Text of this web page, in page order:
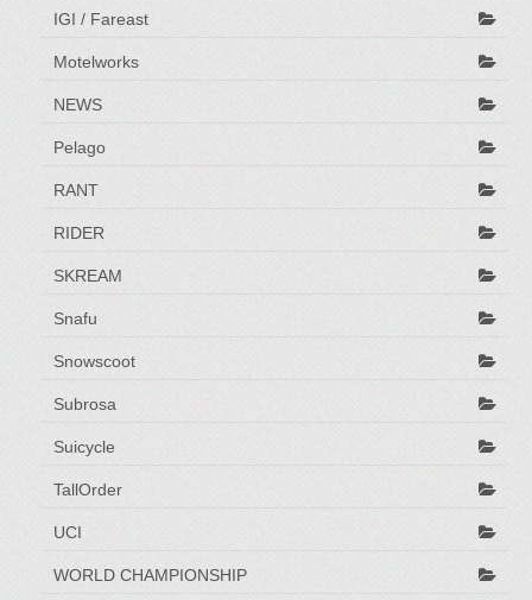
IGI / Fareast
Motelworks
NEWS
Pelago
RANT
RIDER
SKREAM
Snafu
Snowscoot
Subrosa
Suicycle
TallOrder
UCI
WORLD CHAMPIONSHIP